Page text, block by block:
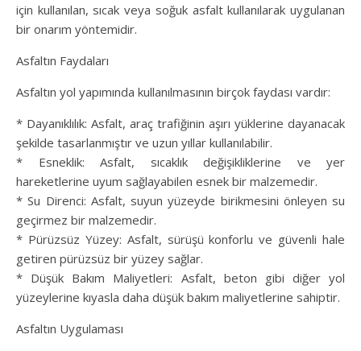
için kullanılan, sıcak veya soğuk asfalt kullanılarak uygulanan
bir onarım yöntemidir.
Asfaltın Faydaları
Asfaltın yol yapımında kullanılmasının birçok faydası vardır:
* Dayanıklılık: Asfalt, araç trafiğinin aşırı yüklerine dayanacak
şekilde tasarlanmıştır ve uzun yıllar kullanılabilir.
* Esneklik: Asfalt, sıcaklık değişikliklerine ve yer
hareketlerine uyum sağlayabilen esnek bir malzemedir.
* Su Direnci: Asfalt, suyun yüzeyde birikmesini önleyen su
geçirmez bir malzemedir.
* Pürüzsüz Yüzey: Asfalt, sürüşü konforlu ve güvenli hale
getiren pürüzsüz bir yüzey sağlar.
* Düşük Bakım Maliyetleri: Asfalt, beton gibi diğer yol
yüzeylerine kıyasla daha düşük bakım maliyetlerine sahiptir.
Asfaltın Uygulaması